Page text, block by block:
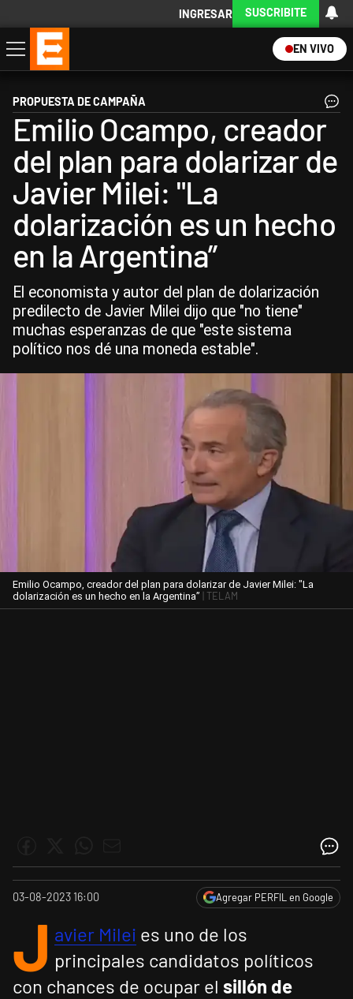
INGRESAR SUSCRIBITE
EN VIVO
Economía
Política
Internacional
Actualidad
Descargá la App
PROPUESTA DE CAMPAÑA
Emilio Ocampo, creador
del plan para dolarizar de
Javier Milei: "La
dolarización es un hecho
en la Argentina”
El economista y autor del plan de dolarización
predilecto de Javier Milei dijo que "no tiene"
muchas esperanzas de que "este sistema
político nos dé una moneda estable".
Emilio Ocampo, creador del plan para dolarizar de Javier Milei: "La
dolarización es un hecho en la Argentina” | TELAM
03-08-2023 16:00 Agregar PERFIL en Google
J avier Milei es uno de los
principales candidatos políticos
con chances de ocupar el sillón de